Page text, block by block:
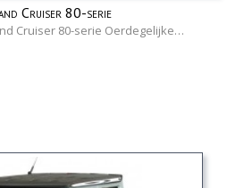
Cruiser 80-serie
Cruiser 80-serie Oerdegelijke…